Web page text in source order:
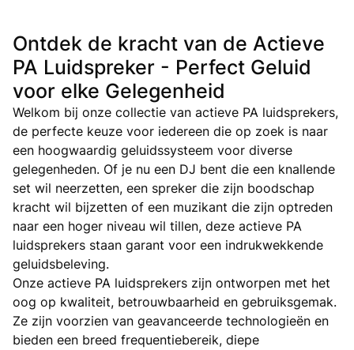
Ontdek de kracht van de Actieve
PA Luidspreker - Perfect Geluid
voor elke Gelegenheid
Welkom bij onze collectie van actieve PA luidsprekers,
de perfecte keuze voor iedereen die op zoek is naar
een hoogwaardig geluidssysteem voor diverse
gelegenheden. Of je nu een DJ bent die een knallende
set wil neerzetten, een spreker die zijn boodschap
kracht wil bijzetten of een muzikant die zijn optreden
naar een hoger niveau wil tillen, deze actieve PA
luidsprekers staan garant voor een indrukwekkende
geluidsbeleving.
Onze actieve PA luidsprekers zijn ontworpen met het
oog op kwaliteit, betrouwbaarheid en gebruiksgemak.
Ze zijn voorzien van geavanceerde technologieën en
bieden een breed frequentiebereik, diepe